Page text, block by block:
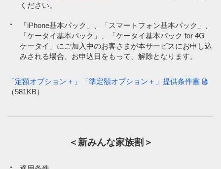
ください。
「iPhone基本パック」、「スマートフォン基本パック」、
「ケータイ基本パック」、「ケータイ基本パック for 4G
ケータイ」にご加入中のお客さまが本サービスにお申し込
みされる場合、お申込日をもって、解除となります。
「定額オプション＋」「準定額オプション＋」提供条件書
（581KB）
＜新みんな家族割＞